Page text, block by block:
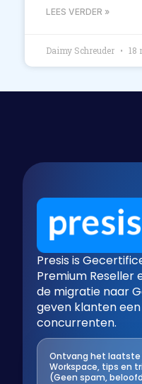
LEES VERDER »
Daimy Schreuder 18
Presis is
Premium Reseller
de migratie naar
geven klanten
concurrenten.
Ontvang het laatste
Workspace, tips en
(Geen spam,